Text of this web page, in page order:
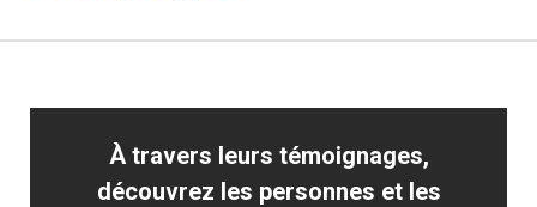
À travers leurs témoignages,
découvrez les personnes et les